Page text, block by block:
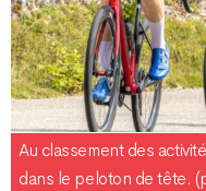
Au classement des
dans le peloton de tête.